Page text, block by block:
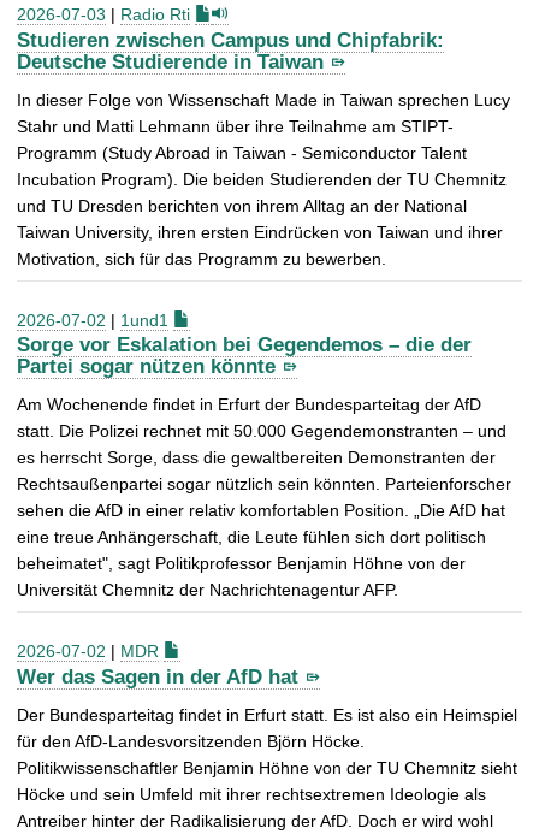
2026-07-03 | Radio Rti
Studieren zwischen Campus und Chipfabrik:
Deutsche Studierende in Taiwan
In dieser Folge von Wissenschaft Made in Taiwan sprechen Lucy
Stahr und Matti Lehmann über ihre Teilnahme am STIPT-
Programm (Study Abroad in Taiwan - Semiconductor Talent
Incubation Program). Die beiden Studierenden der TU Chemnitz
und TU Dresden berichten von ihrem Alltag an der National
Taiwan University, ihren ersten Eindrücken von Taiwan und ihrer
Motivation, sich für das Programm zu bewerben.
2026-07-02 | 1und1
Sorge vor Eskalation bei Gegendemos – die der
Partei sogar nützen könnte
Am Wochenende findet in Erfurt der Bundesparteitag der AfD
statt. Die Polizei rechnet mit 50.000 Gegendemonstranten – und
es herrscht Sorge, dass die gewaltbereiten Demonstranten der
Rechtsaußenpartei sogar nützlich sein könnten. Parteienforscher
sehen die AfD in einer relativ komfortablen Position. „Die AfD hat
eine treue Anhängerschaft, die Leute fühlen sich dort politisch
beheimatet", sagt Politikprofessor Benjamin Höhne von der
Universität Chemnitz der Nachrichtenagentur AFP.
2026-07-02 | MDR
Wer das Sagen in der AfD hat
Der Bundesparteitag findet in Erfurt statt. Es ist also ein Heimspiel
für den AfD-Landesvorsitzenden Björn Höcke.
Politikwissenschaftler Benjamin Höhne von der TU Chemnitz sieht
Höcke und sein Umfeld mit ihrer rechtsextremen Ideologie als
Antreiber hinter der Radikalisierung der AfD. Doch er wird wohl